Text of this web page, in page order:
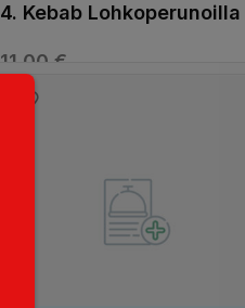
4. Kebab Lohkoperunoilla
11,00€
VALITSE VAIHTOEHDOISTA